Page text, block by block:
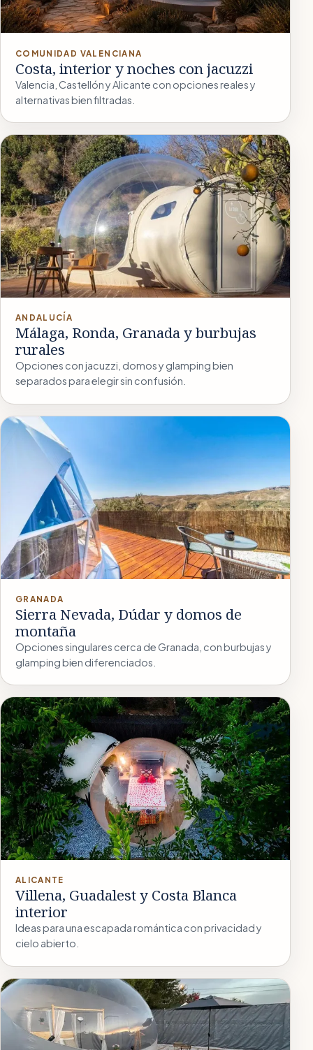
COMUNIDAD VALENCIANA
Costa, interior y noches con jacuzzi
Valencia, Castellón y Alicante con opciones reales y
alternativas bien filtradas.
ANDALUCÍA
Málaga, Ronda, Granada y burbujas
rurales
Opciones con jacuzzi, domos y glamping bien
separados para elegir sin confusión.
GRANADA
Sierra Nevada, Dúdar y domos de
montaña
Opciones singulares cerca de Granada, con burbujas y
glamping bien diferenciados.
ALICANTE
Villena, Guadalest y Costa Blanca
interior
Ideas para una escapada romántica con privacidad y
cielo abierto.